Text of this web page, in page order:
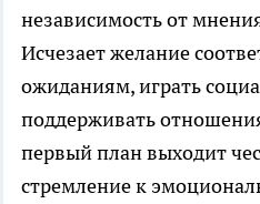
независимость от
Исчезает желание
ожиданиям, играть
поддерживать
первый план выходит
стремление к